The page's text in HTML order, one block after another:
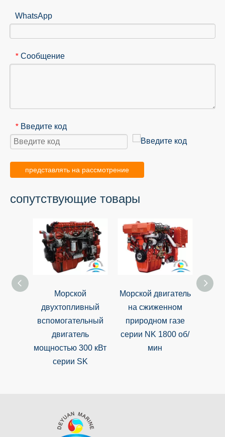
WhatsApp
* Сообщение
* Введите код
представлять на рассмотрение
сопутствующие товары
Морской
двухтопливный
вспомогательный
двигатель
мощностью 300 кВт
серии SK
Морской двигатель
на сжиженном
природном газе
серии NK 1800 об/
мин